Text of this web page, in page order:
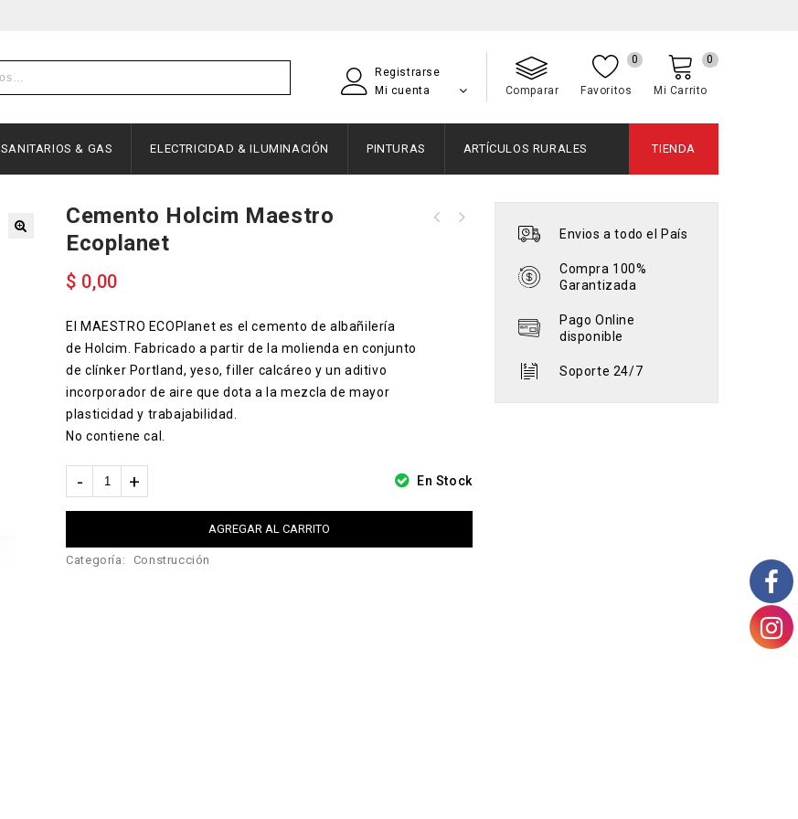
Registrarse
Mi cuenta
Comparar Favoritos
0
Mi Carrito
0
SANITARIOS & GAS ELECTRICIDAD & ILUMINACIÓN PINTURAS ARTÍCULOS RURALES TIENDA
Cemento Holcim Maestro
Ecoplanet
$ 0,00
El MAESTRO ECOPlanet es el cemento de albañilería
de Holcim. Fabricado a partir de la molienda en conjunto
de clínker Portland, yeso, filler calcáreo y un aditivo
incorporador de aire que dota a la mezcla de mayor
plasticidad y trabajabilidad.
No contiene cal.
En Stock
AGREGAR AL CARRITO
Categoría: Construcción
Envios a todo el País
Compra 100%
Garantizada
Pago Online
disponible
Soporte 24/7